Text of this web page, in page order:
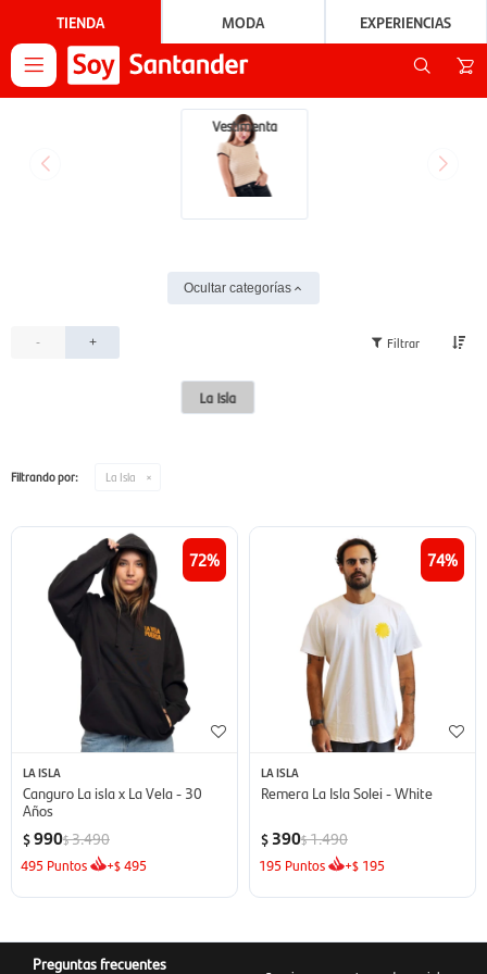
TIENDA MODA EXPERIENCIAS

Vestimenta
Ocultar categorías
- +
La Isla
Filtrando por: La Isla
72
LA ISLA
Canguro La isla x La Vela - 30
Años
$990$3.490
495 Puntos +$495
74
LA ISLA
Remera La Isla Solei - White
$ 390$1.490
195 Puntos +$ 195
Preguntas frecuentes